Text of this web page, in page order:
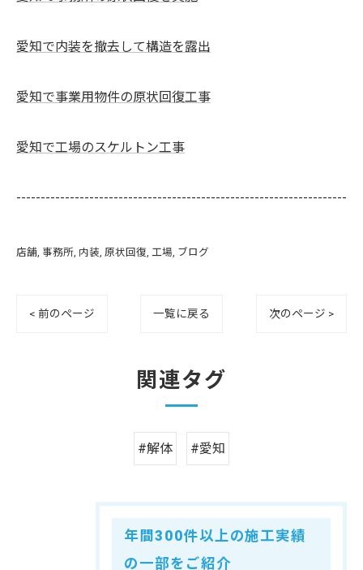
愛知で内装を撤去して構造を露出
愛知で事業用物件の原状回復工事
愛知で工場のスケルトン工事
--------------------------------------------------------------------
店舗 事務所 内装 原状回復 工場 ブログ
< 前のページ 一覧に戻る 次のページ >
関連タグ
#解体 #愛知
年間300件以上の施工実績
の一部をご紹介